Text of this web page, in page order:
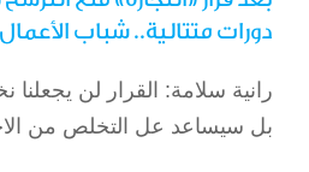
دورات متتالية.. شباب
رانية سلامة: القرار لن
بل سيساعد عل التخلص من
خادم الحرمين